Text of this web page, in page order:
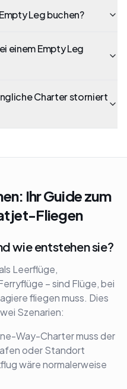
Leg buchen?
einem Empty Leg
Charter storniert
Ihr Guide zum
Fliegen
wie entstehen sie?
Leerflüge,
– sind Flüge, bei
fliegen muss. Dies
Szenarien:
Way-Charter muss der
oder Standort
wäre normalerweise